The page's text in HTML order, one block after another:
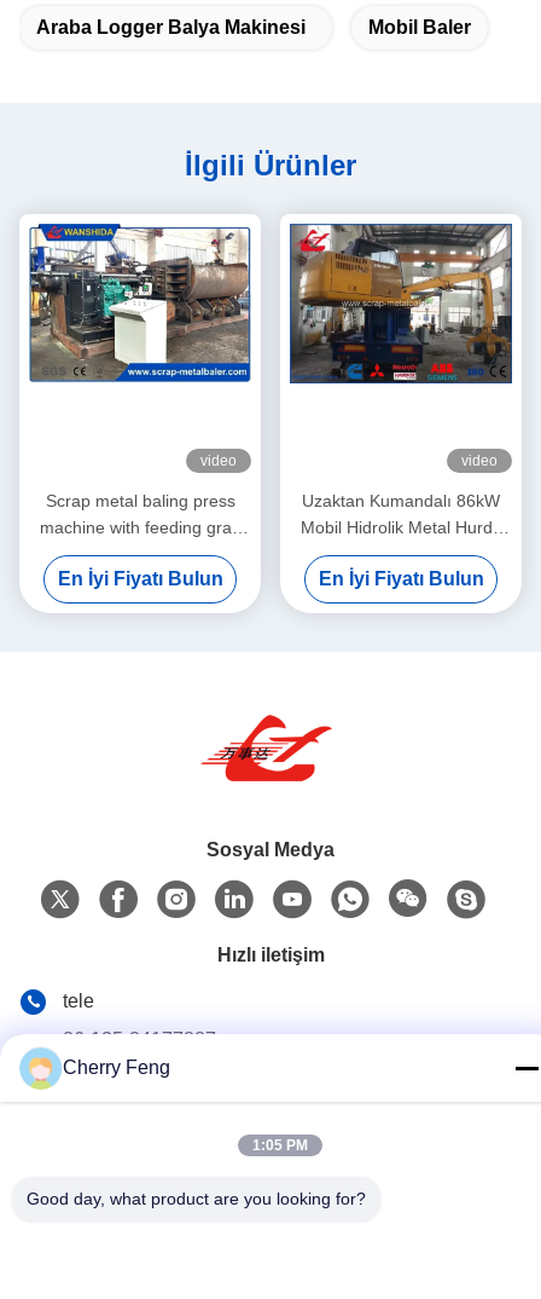
Araba Logger Balya Makinesi Mobil Baler
İlgili Ürünler
video
Scrap metal baling press
machine with feeding grab
for waste aluminum profile
light scrap metal
En İyi Fiyatı Bulun
video
Uzaktan Kumandalı 86kW
Mobil Hidrolik Metal Hurda
Kaydedici Balya Dolabı
En İyi Fiyatı Bulun
Sosyal Medya
Hızlı iletişim
tele
86-135-84177887
Cherry Feng
1:05 PM
Good day, what product are you looking for?